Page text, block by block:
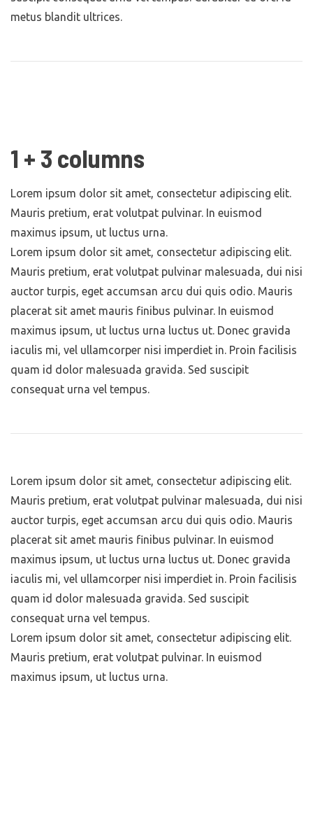
metus blandit ultrices.
1 + 3 columns
Lorem ipsum dolor sit amet, consectetur adipiscing elit.
Mauris pretium, erat volutpat pulvinar. In euismod
maximus ipsum, ut luctus urna.
Lorem ipsum dolor sit amet, consectetur adipiscing elit.
Mauris pretium, erat volutpat pulvinar malesuada, dui nisi
auctor turpis, eget accumsan arcu dui quis odio. Mauris
placerat sit amet mauris finibus pulvinar. In euismod
maximus ipsum, ut luctus urna luctus ut. Donec gravida
iaculis mi, vel ullamcorper nisi imperdiet in. Proin facilisis
quam id dolor malesuada gravida. Sed suscipit
consequat urna vel tempus.
Lorem ipsum dolor sit amet, consectetur adipiscing elit.
Mauris pretium, erat volutpat pulvinar malesuada, dui nisi
auctor turpis, eget accumsan arcu dui quis odio. Mauris
placerat sit amet mauris finibus pulvinar. In euismod
maximus ipsum, ut luctus urna luctus ut. Donec gravida
iaculis mi, vel ullamcorper nisi imperdiet in. Proin facilisis
quam id dolor malesuada gravida. Sed suscipit
consequat urna vel tempus.
Lorem ipsum dolor sit amet, consectetur adipiscing elit.
Mauris pretium, erat volutpat pulvinar. In euismod
maximus ipsum, ut luctus urna.